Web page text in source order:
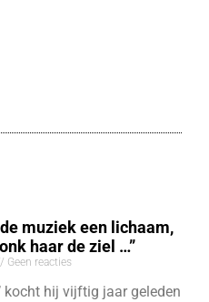
muziek een lichaam,
haar de ziel …”
Geen reacties
kocht hij vijftig jaar geleden